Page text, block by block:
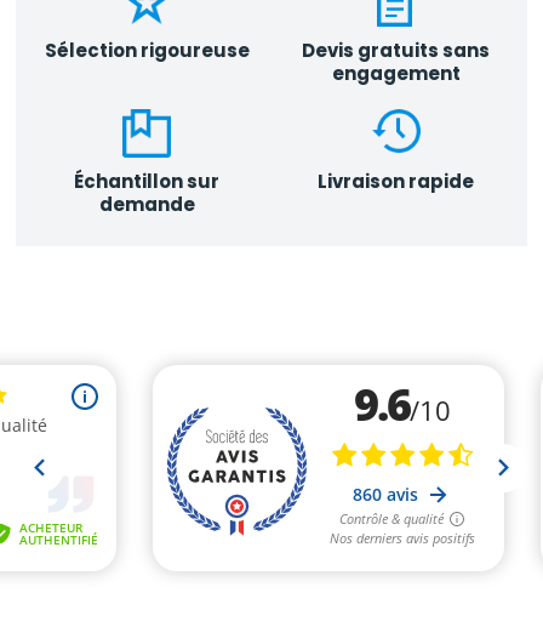
Sélection rigoureuse
Devis gratuits sans
engagement
Échantillon sur
demande
Livraison rapide